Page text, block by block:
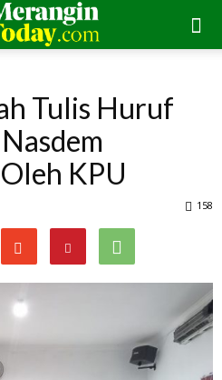
Tulis Huruf
KPU
158